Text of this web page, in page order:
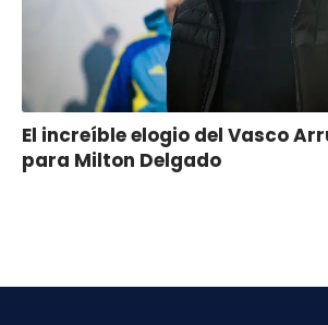
El increíble elogio del Vasco
para Milton Delgado